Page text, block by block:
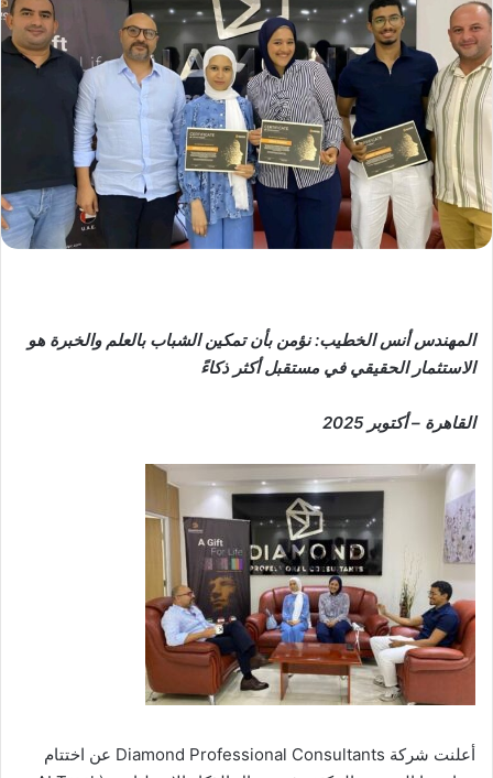
المهندس أنس الخطيب: نؤمن بأن تمكين الشباب بالعلم والخبرة هو
الاستثمار الحقيقي في مستقبل أكثر ذكاءً
القاهرة – أكتوبر 2025
أعلنت شركة Diamond Professional Consultants عن اختتام